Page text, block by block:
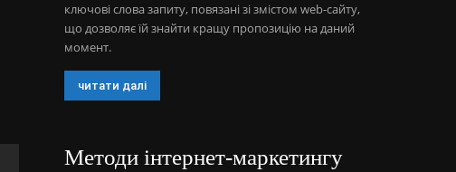
ключові слова запиту, повязані зі змістом web-сайту,
що дозволяє їй знайти кращу пропозицію на даний
момент.
читати далі
Методи інтернет-маркетингу